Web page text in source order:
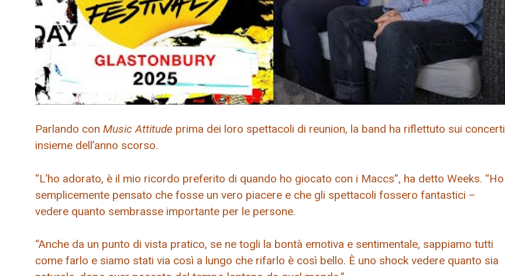
Parlando con Music Attitude prima dei loro spettacoli di reunion, la band ha riflettuto sui concerti
insieme dell’anno scorso.
“L’ho adorato, è il mio ricordo preferito di quando ho giocato con i Maccs”, ha detto Weeks. “Ho
semplicemente pensato che fosse un vero piacere e che gli spettacoli fossero fantastici –
vedere quanto sembrasse importante per le persone.
“Anche da un punto di vista pratico, se ne togli la bontà emotiva e sentimentale, sappiamo tutti
come farlo e siamo stati via così a lungo che rifarlo è così bello. È uno shock vedere quanto sia